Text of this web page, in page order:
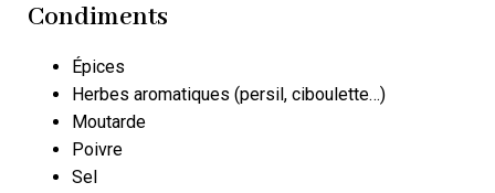
Condiments
Épices
Herbes aromatiques (persil, ciboulette…)
Moutarde
Poivre
Sel